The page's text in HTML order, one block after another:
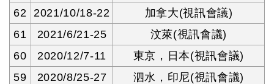
62
2021/10/18-22
加拿大(視訊會議)
61
2021/6/21-25
汶萊(視訊會議)
60
2020/12/7-11
東京，日本(視訊會議)
59
2020/8/25-27
泗水，印尼(視訊會議)